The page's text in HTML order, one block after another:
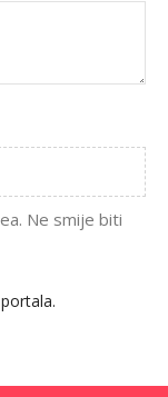
Ne smije biti